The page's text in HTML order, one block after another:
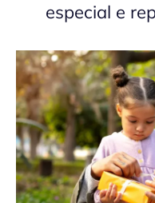
especial e